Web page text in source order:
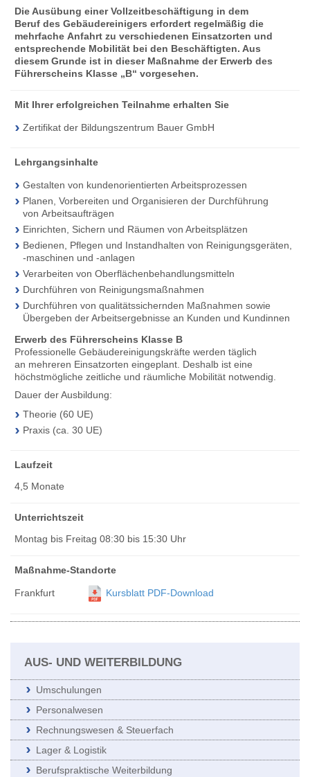
Die Ausübung einer Vollzeitbeschäftigung in dem
Beruf des Gebäudereinigers erfordert regelmäßig die
mehrfache Anfahrt zu verschiedenen Einsatzorten und
entsprechende Mobilität bei den Beschäftigten. Aus
diesem Grunde ist in dieser Maßnahme der Erwerb des
Führerscheins Klasse „B“ vorgesehen.
Mit Ihrer erfolgreichen Teilnahme erhalten Sie
Zertifikat der Bildungszentrum Bauer GmbH
Lehrgangsinhalte
Gestalten von kundenorientierten Arbeitsprozessen
Planen, Vorbereiten und Organisieren der Durchführung
von Arbeitsaufträgen
Einrichten, Sichern und Räumen von Arbeitsplätzen
Bedienen, Pflegen und Instandhalten von Reinigungsgeräten,
-maschinen und -anlagen
Verarbeiten von Oberflächenbehandlungsmitteln
Durchführen von Reinigungsmaßnahmen
Durchführen von qualitätssichernden Maßnahmen sowie
Übergeben der Arbeitsergebnisse an Kunden und Kundinnen
Erwerb des Führerscheins Klasse B
Professionelle Gebäudereinigungskräfte werden täglich
an mehreren Einsatzorten eingeplant. Deshalb ist eine
höchstmögliche zeitliche und räumliche Mobilität notwendig.
Dauer der Ausbildung:
Theorie (60 UE)
Praxis (ca. 30 UE)
Laufzeit
4,5 Monate
Unterrichtszeit
Montag bis Freitag 08:30 bis 15:30 Uhr
Maßnahme-Standorte
Frankfurt Kursblatt PDF-Download
AUS- UND WEITERBILDUNG
Umschulungen
Personalwesen
Rechnungswesen & Steuerfach
Lager & Logistik
Berufspraktische Weiterbildung